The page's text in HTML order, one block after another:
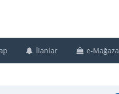
İlanlar e-Mağaza